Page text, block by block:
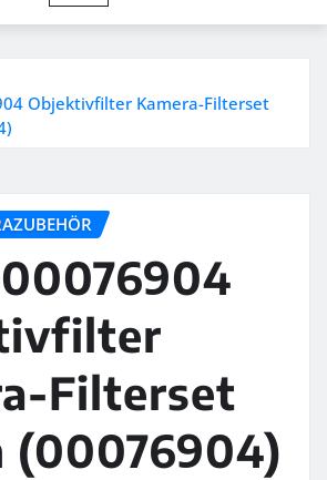
Objektivfilter Kamera-Filterset
Filterset
(00076904)